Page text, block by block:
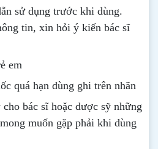
sử dụng trước khi dùng.
tin, xin hỏi ý kiến bác sĩ
em
quá hạn dùng ghi trên nhãn
cho bác sĩ hoặc dược sỹ những
muốn gặp phải khi dùng